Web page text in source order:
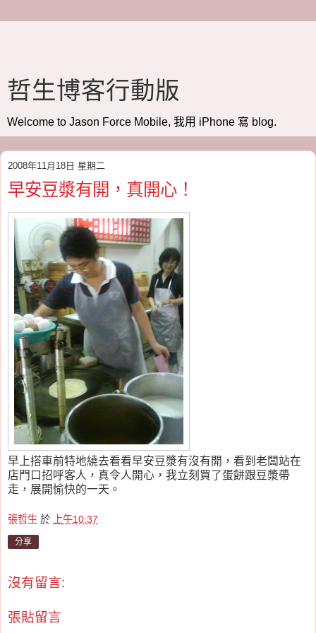
哲生博客行動版
Welcome to Jason Force Mobile, 我用 iPhone 寫 blog.
2008年11月18日 星期二
早安豆漿有開，真開心！
早上搭車前特地繞去看看早安豆漿有沒有開，看到老闆站在
店門口招呼客人，真令人開心，我立刻買了蛋餅跟豆漿帶
走，展開愉快的一天。
張哲生 於 上午10:37
分享
沒有留言:
張貼留言